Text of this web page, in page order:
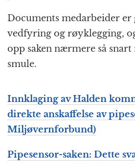
Documents medarbeider er
vedfyring og røyklegging,
opp saken nærmere så
smule.
Innklaging av Halden
direkte anskaffelse av
Miljøvernforbund)
Pipesensor-saken: Dette